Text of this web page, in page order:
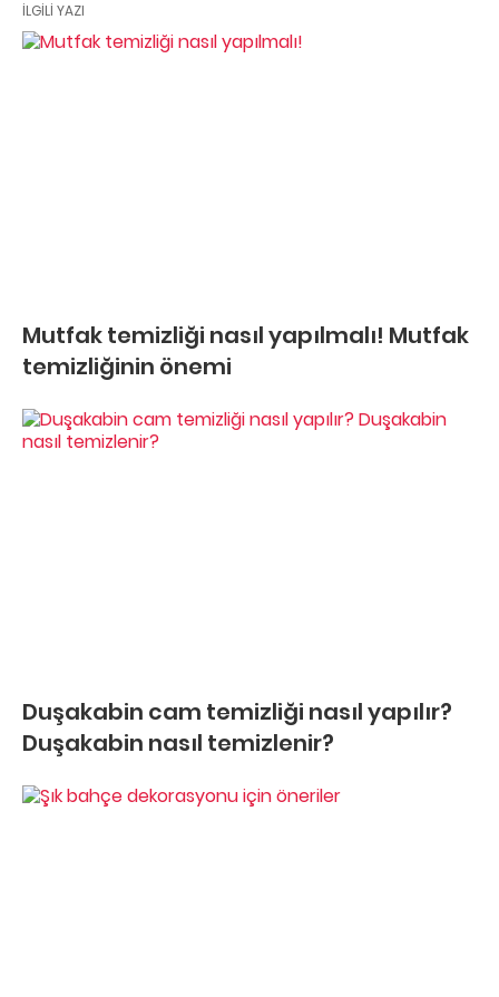
İLGILI YAZI
Mutfak temizliği nasıl yapılmalı! Mutfak
temizliğinin önemi
Duşakabin cam temizliği nasıl yapılır?
Duşakabin nasıl temizlenir?